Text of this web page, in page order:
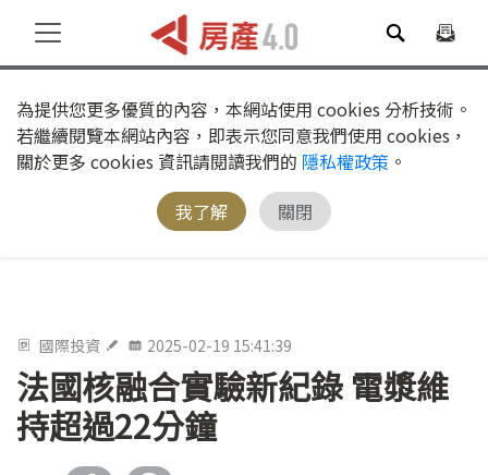
為提供您更多優質的內容，本網站使用 cookies 分析技術。
若繼續閱覽本網站內容，即表示您同意我們使用 cookies，
關於更多 cookies 資訊請閱讀我們的 隱私權政策 。
我了解
關閉
國際投資 2025-02-19 15:41:39
法國核融合實驗新紀錄 電漿維
持超過22分鐘